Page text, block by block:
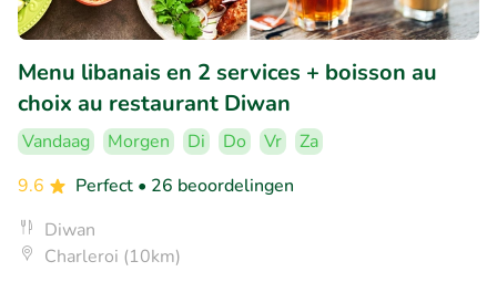
Menu libanais en 2 services + boisson au
choix au restaurant Diwan
Vandaag Morgen Di Do Vr
Za
9.6
Perfect • 26 beoordelingen
Diwan
Charleroi (10km)